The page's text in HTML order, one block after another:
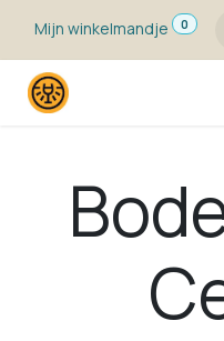
Mijn winkelmandje
0